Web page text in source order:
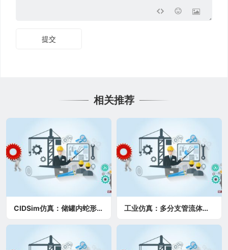
提交
相关推荐
CIDSim仿真：储罐内蛇形盘管加热模拟分析 工业仿真：多分支管流体流动仿真模拟分析